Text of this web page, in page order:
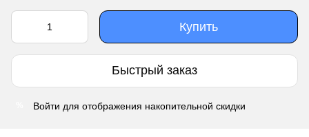
Купить
Быстрый заказ
Войти для отображения накопительной скидки